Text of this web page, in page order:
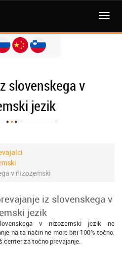
MENI
slovenskega v
jezik
v nizozemski
iz slovenskega v
jezik
v nizozemski jezik ne
na ta način ne more biti 100% točno.
center za točno prevajanje.